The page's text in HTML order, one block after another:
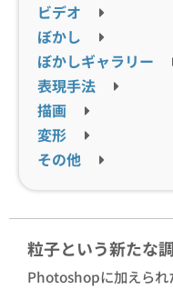
ビデオ
ぼかし
ぼかしギャラリー
表現手法
描画
変形
その他
粒子という新たな
Photoshopに加えられ